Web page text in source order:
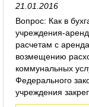
21.01.2016
Вопрос: Как в
учреждения-
расчетам с
возмещению
коммунальных
Федерального
учреждения